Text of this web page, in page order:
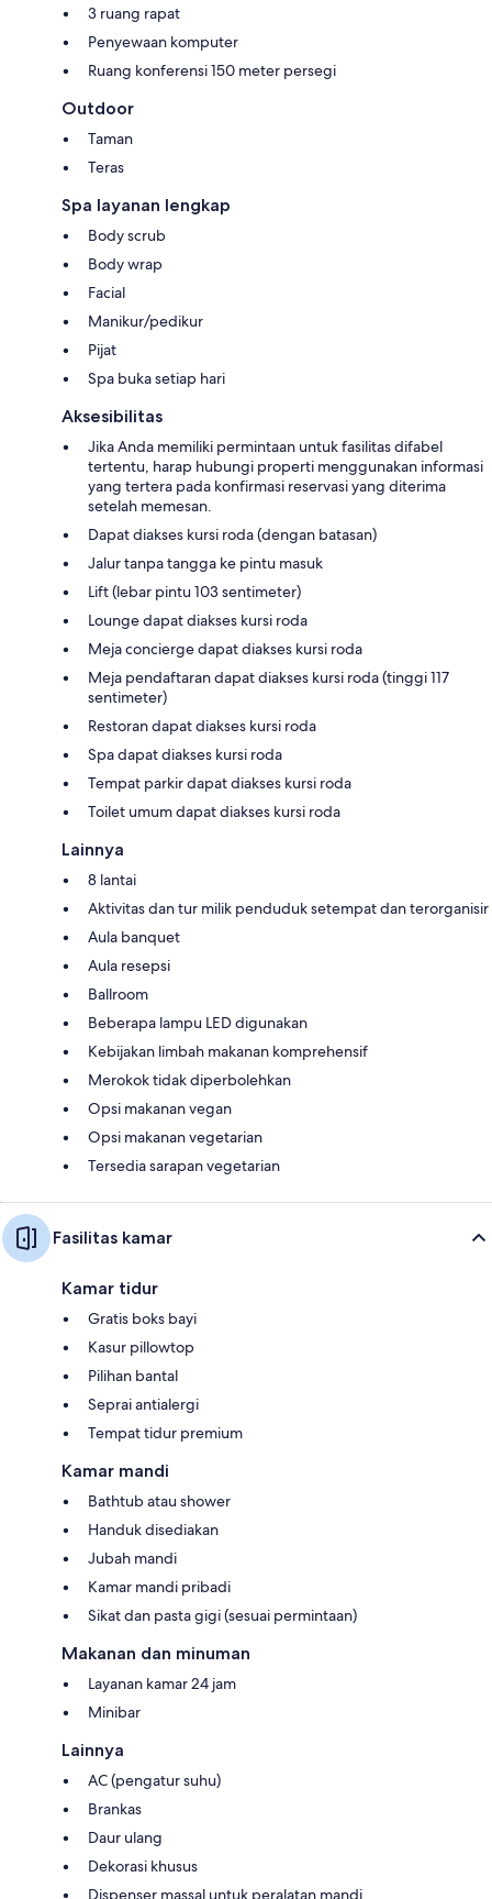
3 ruang rapat
Penyewaan komputer
Ruang konferensi 150 meter persegi
Outdoor
Taman
Teras
Spa layanan lengkap
Body scrub
Body wrap
Facial
Manikur/pedikur
Pijat
Spa buka setiap hari
Aksesibilitas
Jika Anda memiliki permintaan untuk fasilitas difabel
tertentu, harap hubungi properti menggunakan informasi
yang tertera pada konfirmasi reservasi yang diterima
setelah memesan.
Dapat diakses kursi roda (dengan batasan)
Jalur tanpa tangga ke pintu masuk
Lift (lebar pintu 103 sentimeter)
Lounge dapat diakses kursi roda
Meja concierge dapat diakses kursi roda
Meja pendaftaran dapat diakses kursi roda (tinggi 117
sentimeter)
Restoran dapat diakses kursi roda
Spa dapat diakses kursi roda
Tempat parkir dapat diakses kursi roda
Toilet umum dapat diakses kursi roda
Lainnya
8 lantai
Aktivitas dan tur milik penduduk setempat dan terorganisir
Aula banquet
Aula resepsi
Ballroom
Beberapa lampu LED digunakan
Kebijakan limbah makanan komprehensif
Merokok tidak diperbolehkan
Opsi makanan vegan
Opsi makanan vegetarian
Tersedia sarapan vegetarian
Fasilitas kamar
Kamar tidur
Gratis boks bayi
Kasur pillowtop
Pilihan bantal
Seprai antialergi
Tempat tidur premium
Kamar mandi
Bathtub atau shower
Handuk disediakan
Jubah mandi
Kamar mandi pribadi
Sikat dan pasta gigi (sesuai permintaan)
Makanan dan minuman
Layanan kamar 24 jam
Minibar
Lainnya
AC (pengatur suhu)
Brankas
Daur ulang
Dekorasi khusus
Dispenser massal untuk peralatan mandi